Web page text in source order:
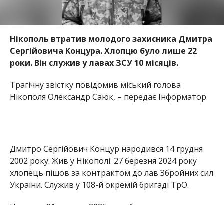
Нікополь втратив молодого захисника Дмитра
Сергійовича Концура. Хлопцю було лише 22
роки. Він служив у лавах ЗСУ 10 місяців.
Трагічну звістку повідомив міський голова
Нікополя Олександр Саюк, – передає Інформатор.
Дмитро Сергійович Концур народився 14 грудня
2002 року. Жив у Нікополі. 27 березня 2024 року
хлопець пішов за контрактом до лав Збройних сил
України. Служив у 108-й окремій бригаді ТрО.